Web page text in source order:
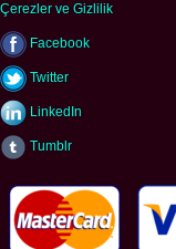
Çerezler ve Gizlilik
Facebook
Twitter
LinkedIn
Tumblr